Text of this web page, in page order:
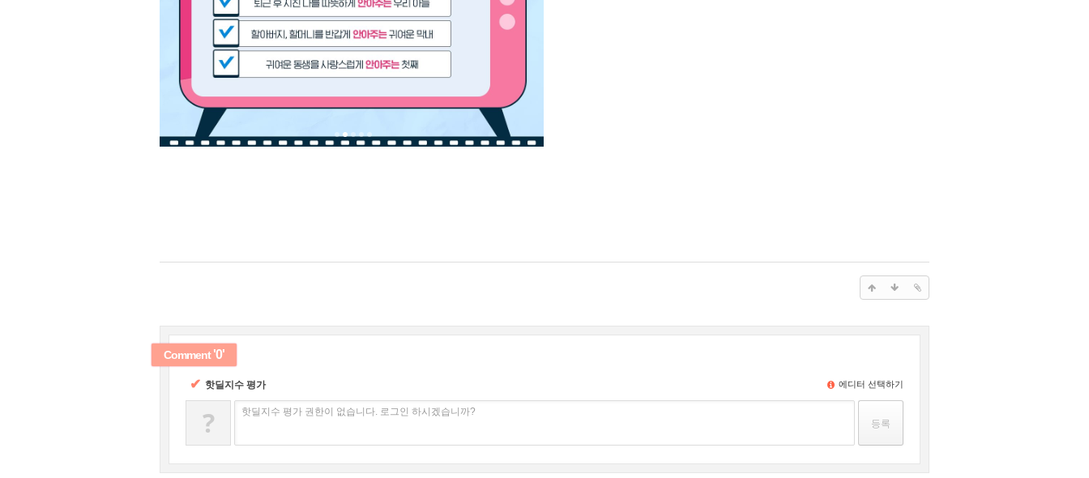
✔ 핫딜지수 평가 에디터 선택하기
? 핫딜지수 평가 권한이 없습니다. 로그인 하시겠습니까?
Comment'0'